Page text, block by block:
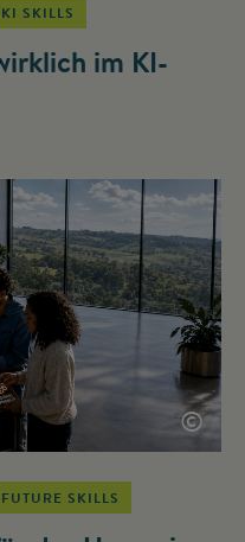
KI SKILLS
im KI-
©
FUTURE SKILLS